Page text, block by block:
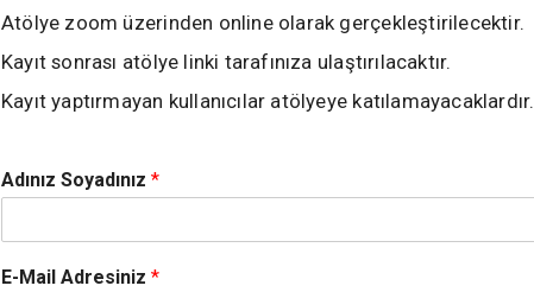
Atölye zoom üzerinden online olarak gerçekleştirilecektir.
Kayıt sonrası atölye linki tarafınıza ulaştırılacaktır.
Kayıt yaptırmayan kullanıcılar atölyeye katılamayacaklardır.
Adınız Soyadınız *
E-Mail Adresiniz *